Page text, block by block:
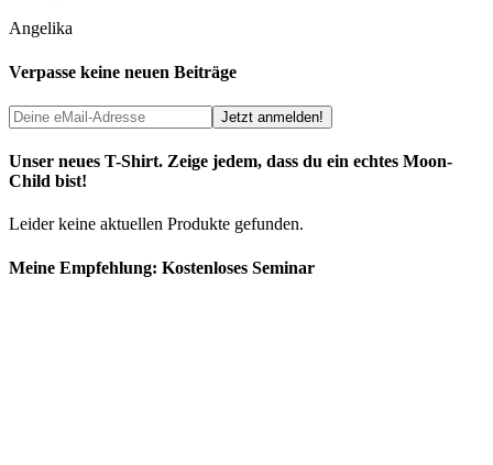
Angelika
Verpasse keine neuen Beiträge
Unser neues T-Shirt. Zeige jedem, dass du ein echtes Moon-
Child bist!
Leider keine aktuellen Produkte gefunden.
Meine Empfehlung: Kostenloses Seminar